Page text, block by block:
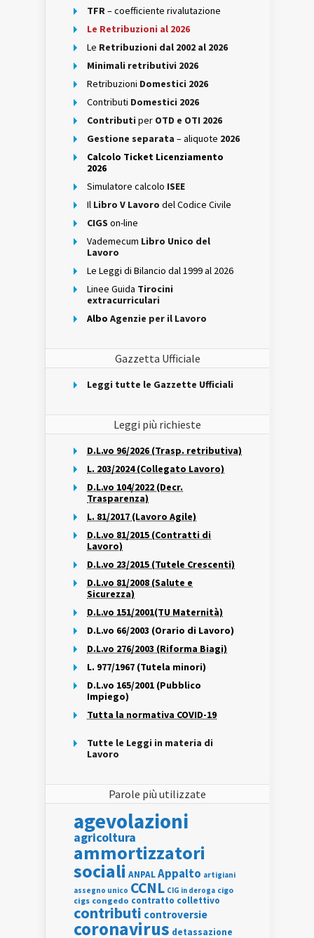
TFR– coefficiente rivalutazione
Le Retribuzioni al 2026
Le Retribuzioni dal 2002 al 2026
Minimali retributivi 2026
Retribuzioni Domestici 2026
Contributi Domestici 2026
Contributi per OTD e OTI 2026
Gestione separata – aliquote 2026
Calcolo Ticket Licenziamento
2026
Simulatore calcolo ISEE
Il Libro V Lavoro del Codice Civile
CIGS on-line
Vademecum Libro Unico del
Lavoro
Le Leggi di Bilancio dal 1999 al 2026
Linee Guida Tirocini
extracurriculari
Albo Agenzie per il Lavoro
Gazzetta Ufficiale
Leggi tutte le Gazzette Ufficiali
Leggi più richieste
D.L.vo 96/2026 (Trasp. retributiva)
L. 203/2024 (Collegato Lavoro)
D.L.vo 104/2022 (Decr.
Trasparenza)
L. 81/2017 (Lavoro Agile)
D.L.vo 81/2015 (Contratti di
Lavoro)
D.L.vo 23/2015 (Tutele Crescenti)
D.L.vo 81/2008 (Salute e
Sicurezza)
D.L.vo 151/2001(TU Maternità)
D.L.vo 66/2003 (Orario di Lavoro)
D.L.vo 276/2003 (Riforma Biagi)
L. 977/1967 (Tutela minori)
D.L.vo 165/2001 (Pubblico
Impiego)
Tutta la normativa COVID-19
Tutte le Leggi in materia di
Lavoro
Parole più utilizzate
agevolazioni
agricoltura
ammortizzatori
sociali ANPALAppalto artigiani
assegno unico CCNL CIG in deroga cigo
cigs congedo contratto collettivo
contributi controversie
coronavirus detassazione